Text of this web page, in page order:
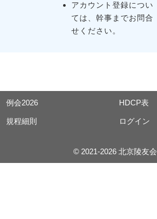
アカウント登録につい
ては、幹事までお問合
せください。
例会2026 HDCP表
規程細則 ログイン
© 2021-2026 北京陵友会